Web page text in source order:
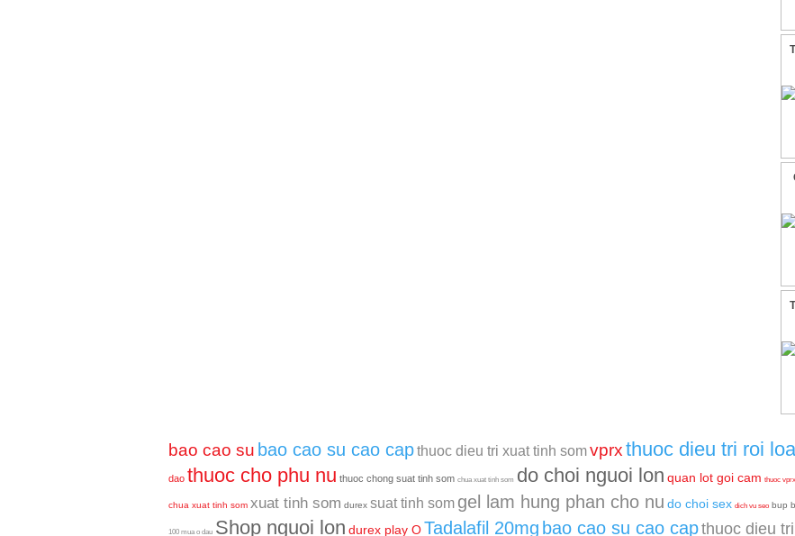
bao cao su bao cao su cao capthuoc dieu tri xuat tinh somvprxthuoc dieu tri roi
dao thuoc cho phu nu thuoc chong suat tinh som chua xuat tinh som do choi nguoi lon quan lot goi cam thuoc
chua xuat tinh som xuat tinh som durex suat tinh som gel lam hung phan cho nu do choi sex dich vu seo bup
100 mua o dau Shop nguoi lon durex play OTadalafil 20mg bao cao su cao capthuoc dieu